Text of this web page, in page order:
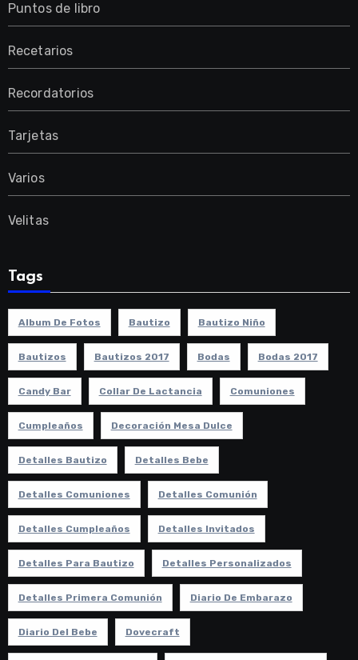
Puntos de libro
Recetarios
Recordatorios
Tarjetas
Varios
Velitas
Tags
Album De Fotos Bautizo Bautizo Niño
Bautizos Bautizos 2017 Bodas Bodas 2017
Candy Bar Collar De Lactancia Comuniones
Cumpleaños Decoración Mesa Dulce
Detalles Bautizo Detalles Bebe
Detalles Comuniones Detalles Comunión
Detalles Cumpleaños Detalles Invitados
Detalles Para Bautizo Detalles Personalizados
Detalles Primera Comunión Diario De Embarazo
Diario Del Bebe Dovecraft